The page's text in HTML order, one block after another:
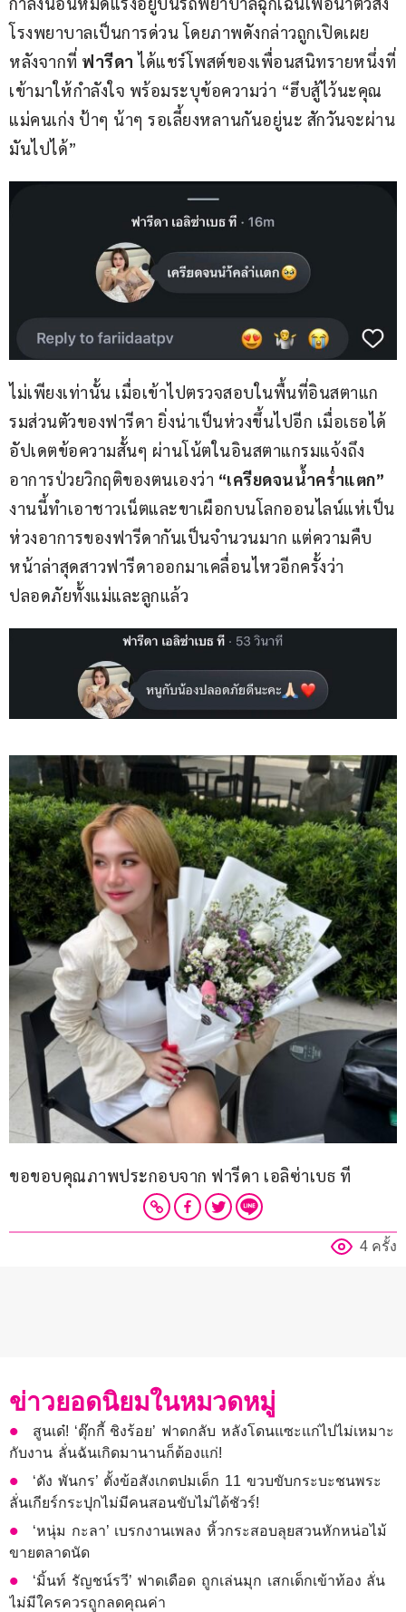
โรงพยาบาลเป็นการด่วน โดยภาพดังกล่าวถูกเปิดเผย
หลังจากที่ ฟารีดา ได้แชร์โพสต์ของเพื่อนสนิทรายหนึ่งที่
เข้ามาให้กำลังใจ พร้อมระบุข้อความว่า “ฮึบสู้ไว้นะคุณ
แม่คนเก่ง ป้าๆ น้าๆ รอเลี้ยงหลานกันอยู่นะ สักวันจะผ่าน
มันไปได้”
ไม่เพียงเท่านั้น เมื่อเข้าไปตรวจสอบในพื้นที่อินสตาแก
รมส่วนตัวของฟารีดา ยิ่งน่าเป็นห่วงขึ้นไปอีก เมื่อเธอได้
อัปเดตข้อความสั้นๆ ผ่านโน้ตในอินสตาแกรมแจ้งถึง
อาการป่วยวิกฤติของตนเองว่า “เครียดจนน้ำคร่ำแตก”
งานนี้ทำเอาชาวเน็ตและขาเผือกบนโลกออนไลน์แห่เป็น
ห่วงอาการของฟารีดากันเป็นจำนวนมาก แต่ความคืบ
หน้าล่าสุดสาวฟารีดาออกมาเคลื่อนไหวอีกครั้งว่า
ปลอดภัยทั้งแม่และลูกแล้ว
ขอขอบคุณภาพประกอบจาก ฟารีดา เอลิซ่าเบธ ที
4 ครั้ง
ข่าวยอดนิยมในหมวดหมู่
สูนเด๋! ‘ตุ๊กกี้ ชิงร้อย’ ฟาดกลับ หลังโดนแซะแก่ไปไม่เหมาะ
กับงาน ลั่นฉันเกิดมานานก็ต้องแก่!
‘ดัง พันกร’ ตั้งข้อสังเกตปมเด็ก 11 ขวบขับกระบะชนพระ
ลั่นเกียร์กระปุกไม่มีคนสอนขับไม่ได้ชัวร์!
‘หนุ่ม กะลา’ เบรกงานเพลง หิ้วกระสอบลุยสวนหักหน่อไม้
ขายตลาดนัด
‘มิ้นท์ รัญชน์รวี’ ฟาดเดือด ถูกเล่นมุก เสกเด็กเข้าท้อง ลั่น
ไม่มีใครควรถูกลดคุณค่า